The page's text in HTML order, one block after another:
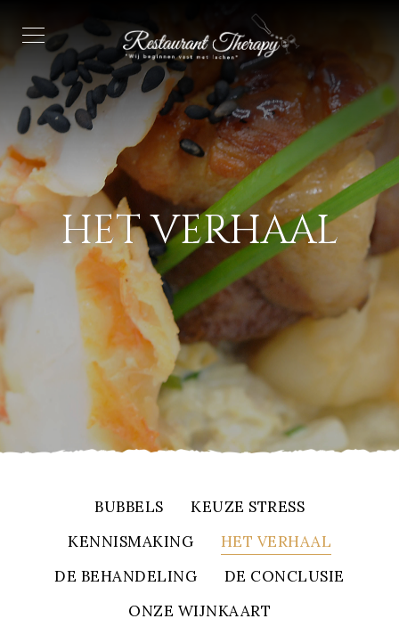
HET VERHAAL
BUBBELS
KEUZE STRESS
KENNISMAKING
HET VERHAAL
DE BEHANDELING
DE CONCLUSIE
ONZE WIJNKAART